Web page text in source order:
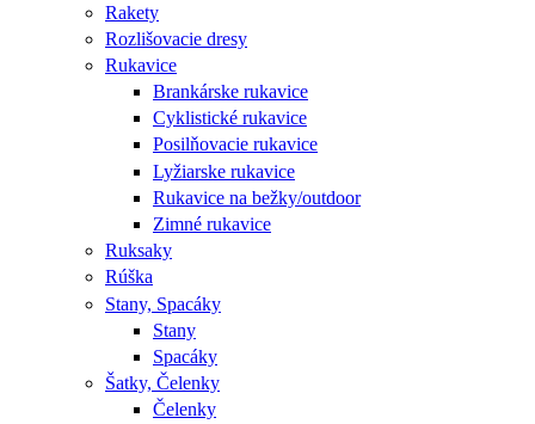
Rakety
Rozlišovacie dresy
Rukavice
Brankárske rukavice
Cyklistické rukavice
Posilňovacie rukavice
Lyžiarske rukavice
Rukavice na bežky/outdoor
Zimné rukavice
Ruksaky
Rúška
Stany, Spacáky
Stany
Spacáky
Šatky, Čelenky
Čelenky